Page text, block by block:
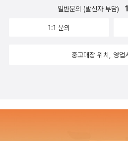
다시 보고 싶네요. 처음 헤닝 만켈을 만
화가 생각나게 하긴하는데, 기대하지
일반문의 (발신자 부담)
1:1 문의
중고매장 위치, 영업